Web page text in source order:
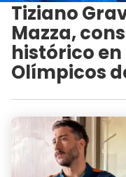
Tiziano
Mazza,
histórico en
Olímpicos